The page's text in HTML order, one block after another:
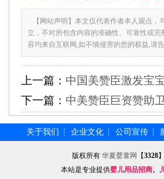
【网站声明】本文仅代表作者本人观点，
立，不对所包含内容的准确性、可靠性或
容均来自互联网,如不慎侵害的您的权益,请
上一篇： 中国美赞臣激发宝
下一篇： 中美赞臣巨资赞助
关于我们 ┆ 企业文化 ┆ 公司宣传 ┆
版权所有华夏婴童网 【3328
本站是专业提供婴儿用品招商、